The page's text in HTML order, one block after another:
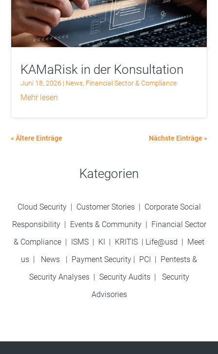
KAMaRisk in der Konsultation
Juni 18, 2026 | News, Financial Sector & Compliance
mehr lesen
« Ältere Einträge Nächste Einträge »
Kategorien
Cloud Security | Customer Stories| Corporate Social
Responsibility| Events & Community | Financial Sector
& Compliance | ISMS | KI | KRITIS | Life@usd | Meet
us | News | Payment Security | PCI | Pentests &
Security Analyses | Security Audits| Security
Advisories